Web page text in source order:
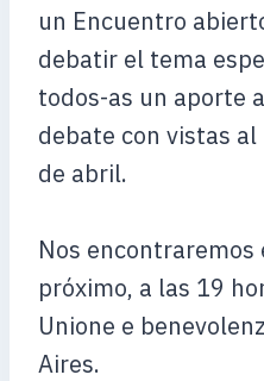
un Encuentro
debatir el tema
todos-as un aporte
debate con vistas
de abril.
Nos
próximo, a las 19
Unione e
Aires.